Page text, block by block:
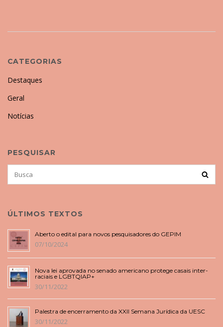
CATEGORIAS
Destaques
Geral
Notícias
PESQUISAR
for:
BUSCA
ÚLTIMOS TEXTOS
Aberto o edital para novos pesquisadores do GEPIM
07/10/2024
Nova lei aprovada no senado americano protege casais inter-
raciais e LGBTQIAP+
30/11/2022
Palestra de encerramento da XXII Semana Jurídica da UESC
30/11/2022